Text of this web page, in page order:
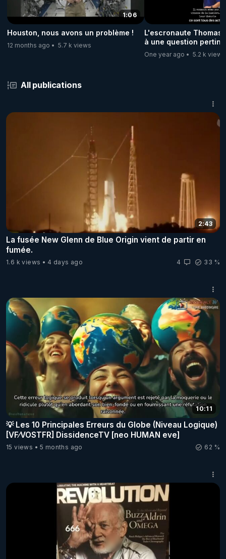
1:06
Houston, nous avons un problème !
12 months ago 5.7 k views
L'escronaute Thomas
à une question
One year ago 5.2 k views
All publications
2:43
La fusée New Glenn de Blue Origin vient de partir en
fumée.
1.6 k views 4 days ago 4 33 %
10:11
💡 Les 10 Principales Erreurs du Globe (Niveau Logique)
[VF⁄VOSTFR] DissidenceTV [neo HUMAN eve]
15 views 5 months ago 62 %